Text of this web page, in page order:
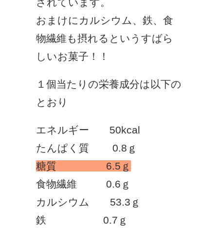
されています。
おまけにカルシウム、鉄、食
物繊維も摂れるというすばら
しいお菓子！！
１個当たりの栄養成分は以下の
とおり
エネルギー 50kcal
たんぱく質 0.8ｇ
糖質 6.5ｇ
食物繊維 0.6ｇ
カルシウム 53.3ｇ
鉄 0.7ｇ